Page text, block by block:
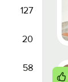
127
20
58